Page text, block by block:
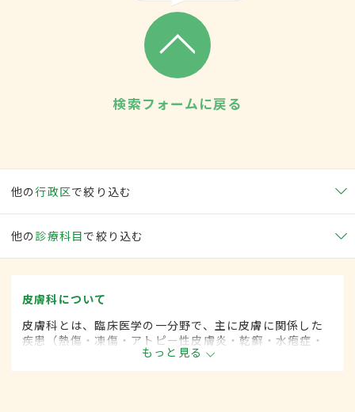
検索フォームに戻る
他の行政区で絞り込む
他の 診療科目で絞り込む
皮膚科について
皮膚科とは、臨床医学の一分野で、主に皮膚に関係した
疾患（熱傷・凍傷・アトピー性皮膚炎・乾癬・水疱症・
膠原病・帯状疱疹・肝斑など）に対して、内科的な治療
に加えて、手術的な方法による治療をします。
もっと見る